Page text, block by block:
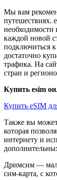
Мы вам
путешествиях.
необходимости
каждой новой
подключиться
достаточно
трафика. На
стран и
Купить esim
Купить eSIM
Также вы
которая
интернету и
Дримсим —
сим-карта, с